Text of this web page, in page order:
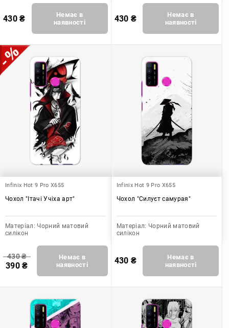
430₴
Немає в
наявності
430 ₴
Немає в
наявності
Infinix Hot 9 Pro X655
Чохол "Ітачі Учіха арт"
Матеріал: Чорний матовий
силікон
430₴
390₴
Немає в
наявності
Infinix Hot 9 Pro X655
Чохол "Силуєт самурая"
Матеріал: Чорний матовий
силікон
430 ₴
Немає в
наявності